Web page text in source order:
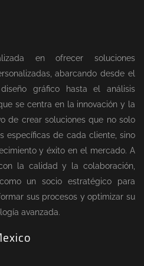
en ofrecer soluciones
abarcando desde el
gráfico hasta el análisis
se centra en la innovación y la
de crear soluciones que no solo
específicas de cada cliente, sino
y éxito en el mercado. A
la calidad y la colaboración,
un socio estratégico para
sus procesos y optimizar su
avanzada.